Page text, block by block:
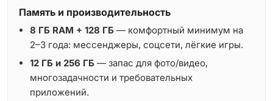
Память и производительность
8 ГБ RAM + 128 ГБ — комфортный минимум на
2–3 года: мессенджеры, соцсети, лёгкие игры.
12 ГБ и 256 ГБ — запас для фото/видео,
многозадачности и требовательных
приложений.